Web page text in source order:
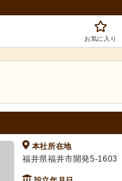
お気に入り
本社所在地
福井県福井市開発5-1603